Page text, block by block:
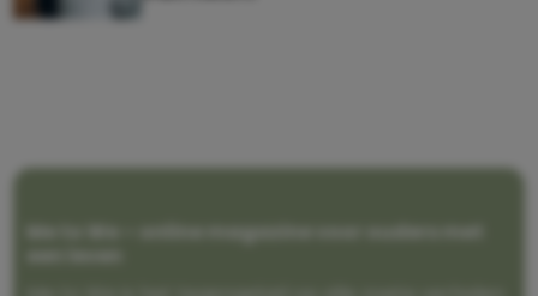
Me to We – online magazine voor ouders met